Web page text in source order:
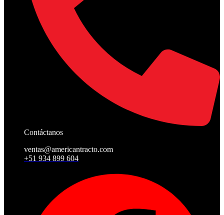
Contáctanos
ventas@americantracto.com
+51 934 899 604